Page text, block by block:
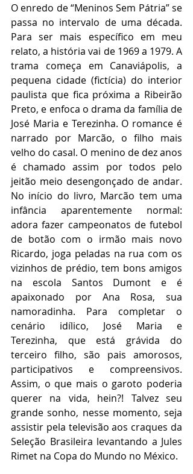
O enredo de “Meninos Sem Pátria” se
passa no intervalo de uma década.
Para ser mais específico em meu
relato, a história vai de 1969 a 1979. A
trama começa em Canaviápolis, a
pequena cidade (fictícia) do interior
paulista que fica próxima a Ribeirão
Preto, e enfoca o drama da família de
José Maria e Terezinha. O romance é
narrado por Marcão, o filho mais
velho do casal. O menino de dez anos
é chamado assim por todos pelo
jeitão meio desengonçado de andar.
No início do livro, Marcão tem uma
infância aparentemente normal:
adora fazer campeonatos de futebol
de botão com o irmão mais novo
Ricardo, joga peladas na rua com os
vizinhos de prédio, tem bons amigos
na escola Santos Dumont e é
apaixonado por Ana Rosa, sua
namoradinha. Para completar o
cenário idílico, José Maria e
Terezinha, que está grávida do
terceiro filho, são pais amorosos,
participativos e compreensivos.
Assim, o que mais o garoto poderia
querer na vida, hein?! Talvez seu
grande sonho, nesse momento, seja
assistir pela televisão aos craques da
Seleção Brasileira levantando a Jules
Rimet na Copa do Mundo no México.